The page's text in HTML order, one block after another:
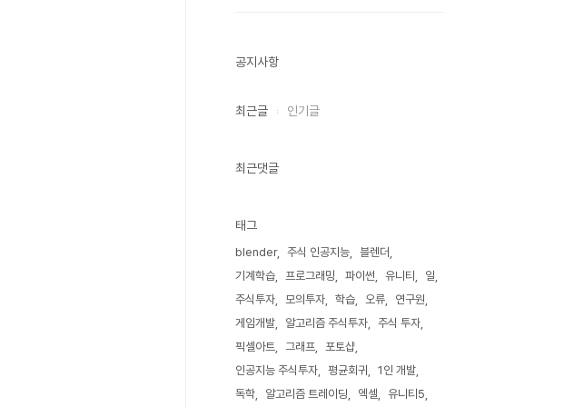
공지사항
최근글 인기글
최근댓글
태그
blender 주식 인공지능
블렌더
기계학습
프로그래밍 파이썬 유니티
일
주식투자
모의투자 학습 오류
연구원
게임개발
알고리즘 주식투자
주식 투자
픽셀아트
그래프
포토샵
인공지능 주식투자
평균회귀
1인 개발
독학
알고리즘 트레이딩 엑셀 유니티5